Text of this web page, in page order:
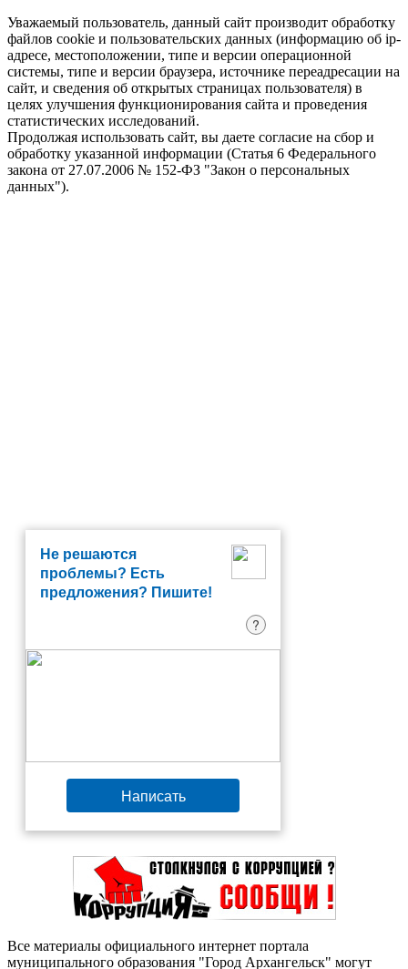
Уважаемый пользователь, данный сайт производит обработку
файлов cookie и пользовательских данных (информацию об ip-
адресе, местоположении, типе и версии операционной
системы, типе и версии браузера, источнике переадресации на
сайт, и сведения об открытых страницах пользователя) в
целях улучшения функционирования сайта и проведения
статистических исследований.
Продолжая использовать сайт, вы даете согласие на сбор и
обработку указанной информации (Статья 6 Федерального
закона от 27.07.2006 № 152-ФЗ "Закон о персональных
данных").
Не решаются
проблемы? Есть
предложения? Пишите!
?
Написать
Все материалы официального интернет портала
муниципального образования "Город Архангельск" могут